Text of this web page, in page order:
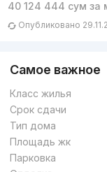
40 124 444 сум за
Опубликовано
Самое важное
Класс жилья
Срок сдачи
Тип дома
Площадь жк
Парковка